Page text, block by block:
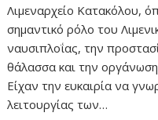
Λιμεναρχείο Κατακόλου,
σημαντικό ρόλο του
ναυσιπλοΐας, την
θάλασσα και την οργάνωση
Είχαν την ευκαιρία να
λειτουργίας των…